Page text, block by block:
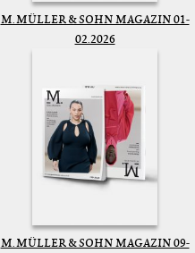
M. MÜLLER & SOHN MAGAZIN 01-
02.2026
M. MÜLLER & SOHN MAGAZIN 09-